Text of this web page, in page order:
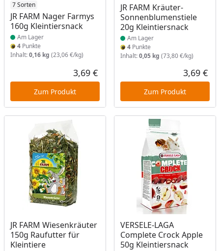
7 Sorten
JR FARM Nager Farmys
160g Kleintiersnack
Produkt am Lager
Am Lager
4 Punkte
Inhalt:0,16 kg (23,06 €/kg)
Aktueller Preis
3,69 €
Zum Produkt
JR FARM Kräuter-
Sonnenblumenstiele
20g Kleintiersnack
Produkt am Lager
Am Lager
4Punkte
Inhalt:0,05 kg (73,80 €/kg)
3,69 €
Zum Produkt
JR FARM Wiesenkräuter
150g Raufutter für
Kleintiere
Produkt am Lager
VERSELE-LAGA
Complete Crock Apple
50g Kleintiersnack
Produkt am Lager